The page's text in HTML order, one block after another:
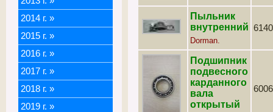
2014 г. »
2015 г. »
2016 г. »
2017 г. »
2018 г. »
2019 г. »
Пыльник
внутренний
Dorman.
Подшипник
подвесного
карданного
вала
открытый
6006